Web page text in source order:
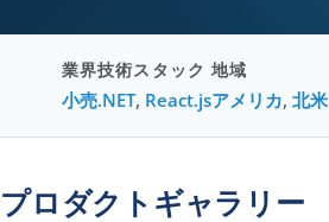
業界
小売
技術スタック
.NET, React.js
地域
アメリカ,北米
プロダクトギャラリー